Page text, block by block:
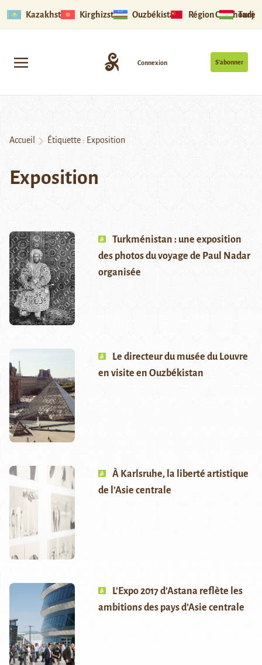
Kazakhstan Kirghizstan Ouzbékistan Région Ouïghoure
S’abonner
Connexion
Accueil Étiquette : Exposition
Exposition
Turkménistan : une exposition
des photos du voyage de Paul Nadar
organisée
Le directeur du musée du Louvre
en visite en Ouzbékistan
À Karlsruhe, la liberté artistique
de l’Asie centrale
L’Expo 2017 d’Astana reflète les
ambitions des pays d’Asie centrale